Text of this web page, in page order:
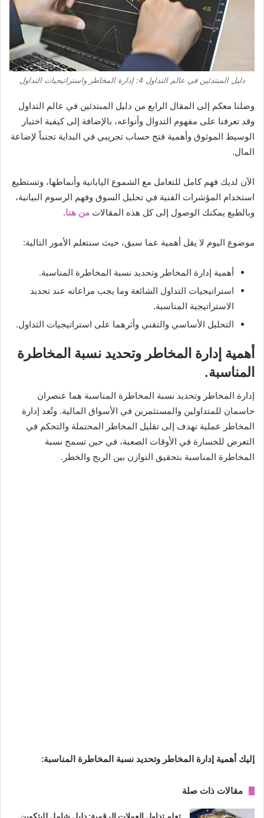
دليل المبتدئين في عالم التداول 4: إدارة المخاطر واستراتيجيات التداول
وصلنا معكم إلى المقال الرابع من دليل المبتدئين في عالم التداول
وقد تعرفنا على مفهوم التدوال وأنواعه، بالإضافة إلى كيفية اختيار
الوسيط الموثوق وأهمية فتح حساب تجريبي في البداية تجنباً لإضاعة
المال.
الآن لديك فهم كامل للتعامل مع الشموع اليابانية وأنماطها، وتستطيع
استخدام المؤشرات الفنية في تحليل السوق وفهم الرسوم البيانية،
وبالطبع يمكنك الوصول إلى كل هذه المقالات من هنا.
موضوع اليوم لا يقل أهمية عما سبق، حيث سنتعلم الأمور التالية:
أهمية إدارة المخاطر وتحديد نسبة المخاطرة المناسبة.
استراتيجيات التداول الشائعة وما يجب مراعاته عند تحديد
الاستراتيجية المناسبة.
التحليل الأساسي والتقني وأثرهما على استراتيجيات التداول.
أهمية إدارة المخاطر وتحديد نسبة المخاطرة
المناسبة.
إدارة المخاطر وتحديد نسبة المخاطرة المناسبة هما عنصران
حاسمان للمتداولين والمستثمرين في الأسواق المالية. وتُعد إدارة
المخاطر عملية تهدف إلى تقليل المخاطر المحتملة والتحكم في
التعرض للخسارة في الأوقات الصعبة، في حين تسمح نسبة
المخاطرة المناسبة بتحقيق التوازن بين الربح والخطر.
إليك أهمية إدارة المخاطر وتحديد نسبة المخاطرة المناسبة:
مقالات ذات صلة